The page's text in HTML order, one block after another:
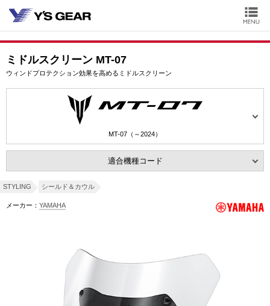
ミドルスクリーン MT-07
ウィンドプロテクション効果を高めるミドルスクリーン
MT-07（～2024）
適合機種コード
STYLING シールド＆カウル
メーカー： YAMAHA